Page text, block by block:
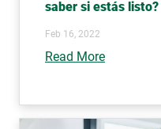
saber si estás listo?
Feb 16, 2022
Read More